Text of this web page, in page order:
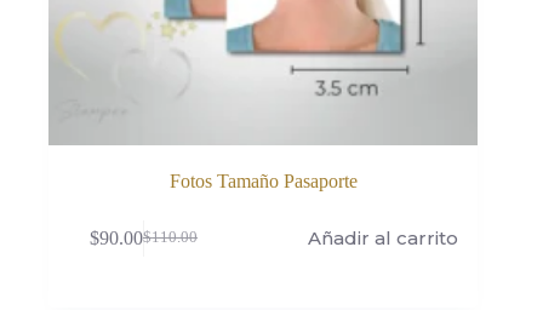
Fotos Tamaño Pasaporte
$110.00
El
$90.00El
Añadir al carrito